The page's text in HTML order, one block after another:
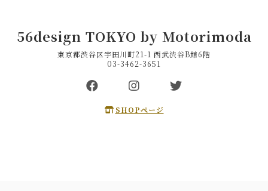
56design TOKYO by Motorimoda
東京都渋谷区宇田川町21-1 西武渋谷B館6階
03-3462-3651
SHOPページ